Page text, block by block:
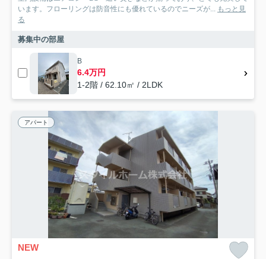
います。フローリングは防音性にも優れているのでニーズが...
もっと見
る
募集中の部屋
B
6.4万円
1-2階 / 62.10㎡ / 2LDK
アパート
NEW